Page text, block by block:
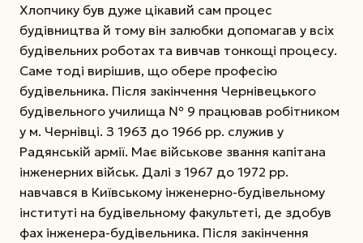
Хлопчику був дуже цікавий сам процес
будівництва й тому він залюбки допомагав у всіх
будівельних роботах та вивчав тонкощі процесу.
Саме тоді вирішив, що обере професію
будівельника. Після закінчення Чернівецького
будівельного училища № 9 працював робітником
у м. Чернівці. З 1963 до 1966 рр. служив у
Радянській армії. Має військове звання капітана
інженерних військ. Далі з 1967 до 1972 рр.
навчався в Київському інженерно-будівельному
інституті на будівельному факультеті, де здобув
фах інженера-будівельника. Після закінчення